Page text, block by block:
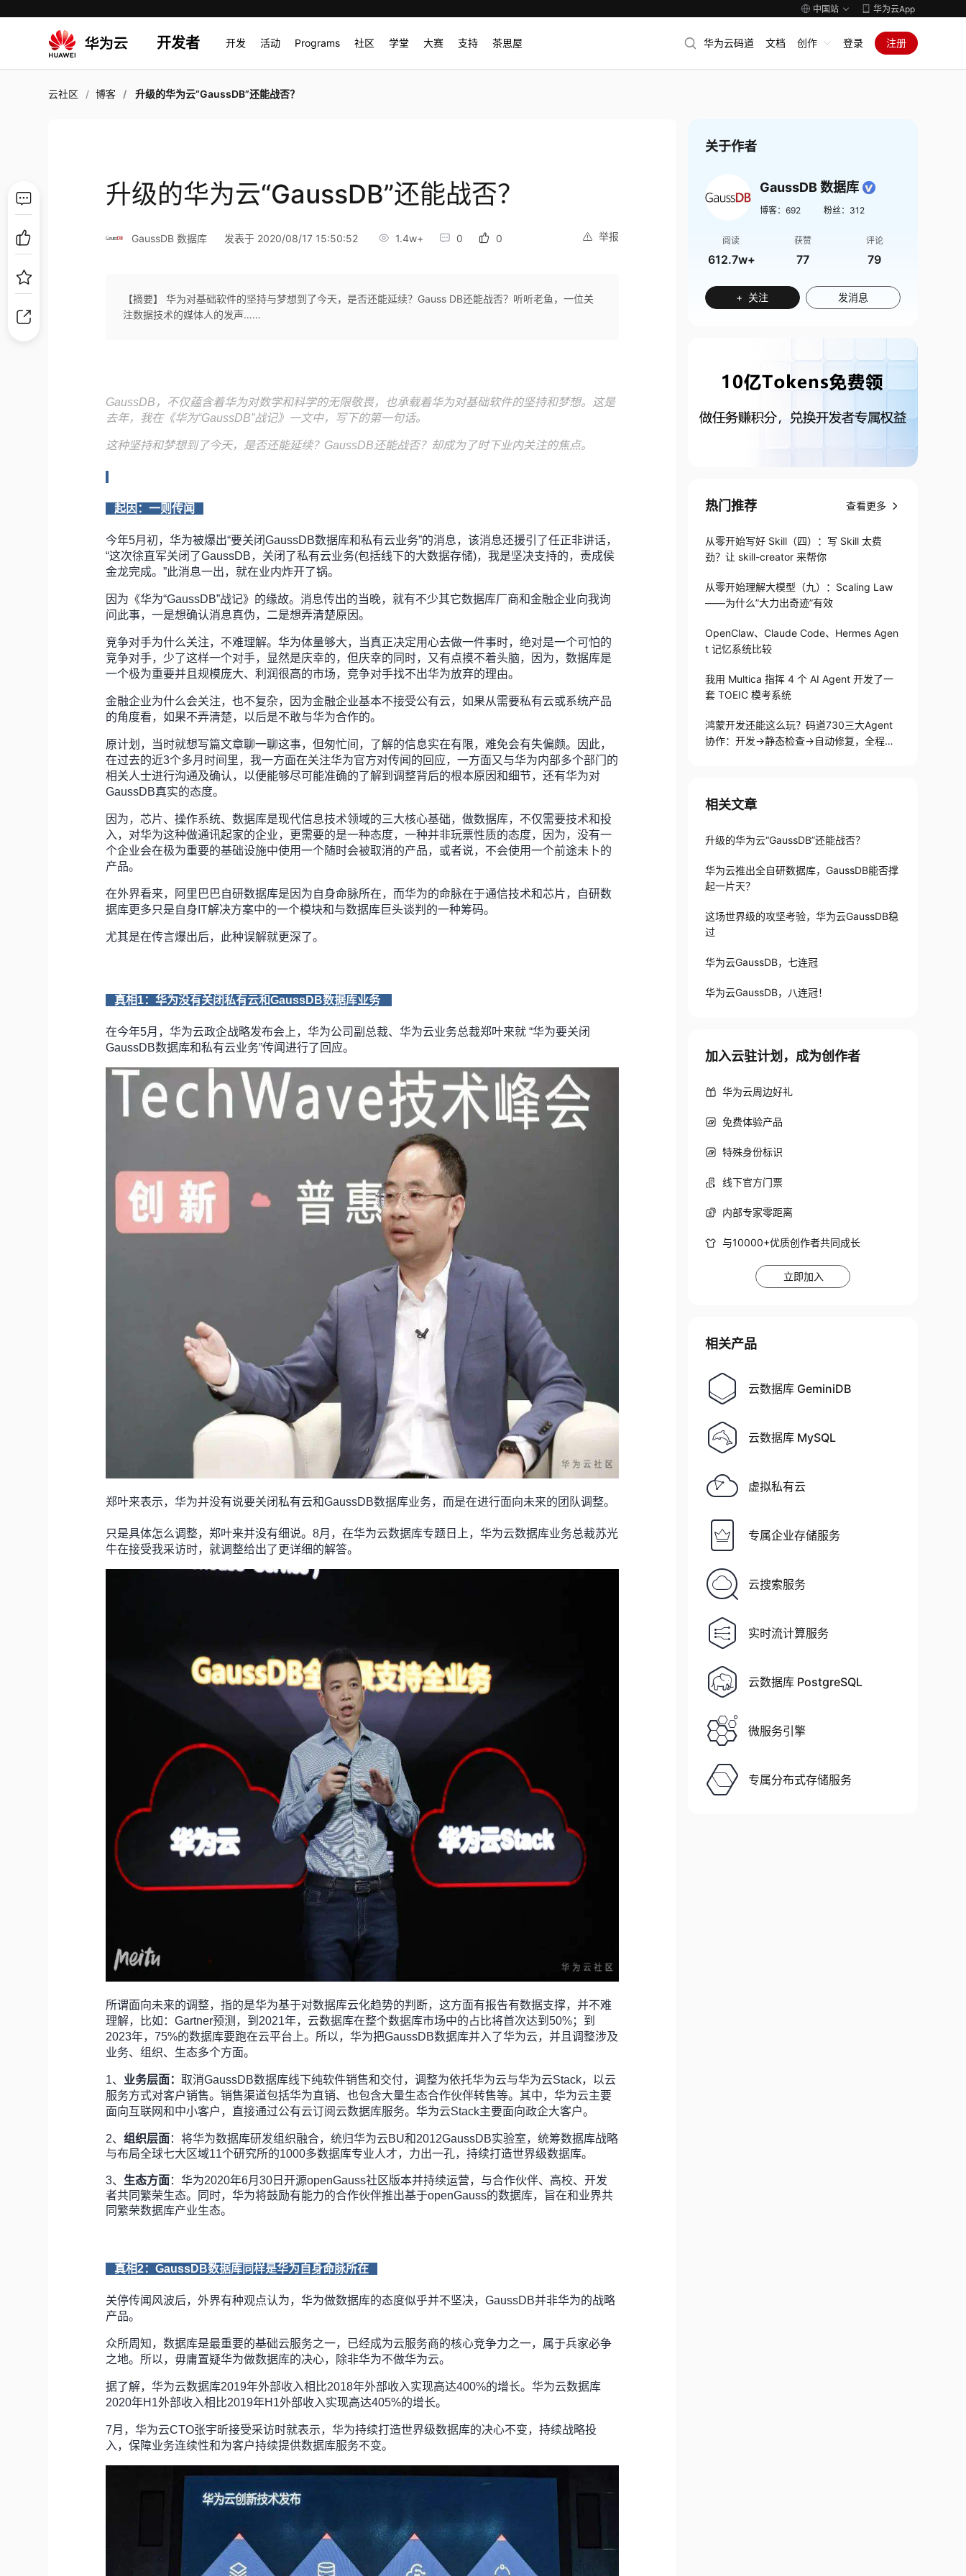
中国站 华为云App
开发者 开发 活动 Programs 社区 学堂 大赛 支持 茶思屋 华为云码道 文档 创作 登录 注册
云社区 博客 升级的华为云“GaussDB”还能战否？
升级的华为云“GaussDB”还能战否？
举报
GaussDB 数据库 发表于 2020/08/17 15:50:52 1.4w+ 0 0
【摘要】 华为对基础软件的坚持与梦想到了今天，是否还能延续？Gauss DB还能战否？听听老鱼，一位关
注数据技术的媒体人的发声……
GaussDB，不仅蕴含着华为对数学和科学的无限敬畏，也承载着华为对基础软件的坚持和梦想。这是
去年，我在《华为“GaussDB”战记》一文中，写下的第一句话。
这种坚持和梦想到了今天，是否还能延续？GaussDB还能战否？却成为了时下业内关注的焦点。
起因：一则传闻
今年5月初，华为被爆出“要关闭GaussDB数据库和私有云业务”的消息，该消息还援引了任正非讲话，
“这次徐直军关闭了GaussDB，关闭了私有云业务(包括线下的大数据存储)，我是坚决支持的，责成侯
金龙完成。”此消息一出，就在业内炸开了锅。
因为《华为“GaussDB”战记》的缘故。消息传出的当晚，就有不少其它数据库厂商和金融企业向我询
问此事，一是想确认消息真伪，二是想弄清楚原因。
竞争对手为什么关注，不难理解。华为体量够大，当真正决定用心去做一件事时，绝对是一个可怕的
竞争对手，少了这样一个对手，显然是庆幸的，但庆幸的同时，又有点摸不着头脑，因为，数据库是
一个极为重要并且规模庞大、利润很高的市场，竞争对手找不出华为放弃的理由。
金融企业为什么会关注，也不复杂，因为金融企业基本不接受公有云，如果从需要私有云或系统产品
的角度看，如果不弄清楚，以后是不敢与华为合作的。
原计划，当时就想写篇文章聊一聊这事，但匆忙间，了解的信息实在有限，难免会有失偏颇。因此，
在过去的近3个多月时间里，我一方面在关注华为官方对传闻的回应，一方面又与华为内部多个部门的
相关人士进行沟通及确认，以便能够尽可能准确的了解到调整背后的根本原因和细节，还有华为对
GaussDB真实的态度。
因为，芯片、操作系统、数据库是现代信息技术领域的三大核心基础，做数据库，不仅需要技术和投
入，对华为这种做通讯起家的企业，更需要的是一种态度，一种并非玩票性质的态度，因为，没有一
个企业会在极为重要的基础设施中使用一个随时会被取消的产品，或者说，不会使用一个前途未卜的
产品。
在外界看来，阿里巴巴自研数据库是因为自身命脉所在，而华为的命脉在于通信技术和芯片，自研数
据库更多只是自身IT解决方案中的一个模块和与数据库巨头谈判的一种筹码。
尤其是在传言爆出后，此种误解就更深了。
真相1：华为没有关闭私有云和GaussDB数据库业务
在今年5月，华为云政企战略发布会上，华为公司副总裁、华为云业务总裁郑叶来就 “华为要关闭
GaussDB数据库和私有云业务”传闻进行了回应。
郑叶来表示，华为并没有说要关闭私有云和GaussDB数据库业务，而是在进行面向未来的团队调整。
只是具体怎么调整，郑叶来并没有细说。8月，在华为云数据库专题日上，华为云数据库业务总裁苏光
牛在接受我采访时，就调整给出了更详细的解答。
所谓面向未来的调整，指的是华为基于对数据库云化趋势的判断，这方面有报告有数据支撑，并不难
理解，比如：Gartner预测，到2021年，云数据库在整个数据库市场中的占比将首次达到50%；到
2023年，75%的数据库要跑在云平台上。所以，华为把GaussDB数据库并入了华为云，并且调整涉及
业务、组织、生态多个方面。
1、 业务层面：取消GaussDB数据库线下纯软件销售和交付，调整为依托华为云与华为云Stack，以云
服务方式对客户销售。销售渠道包括华为直销、也包含大量生态合作伙伴转售等。其中，华为云主要
面向互联网和中小客户，直接通过公有云订阅云数据库服务。华为云Stack主要面向政企大客户。
2、组织层面：将华为数据库研发组织融合，统归华为云BU和2012GaussDB实验室，统筹数据库战略
与布局全球七大区域11个研究所的1000多数据库专业人才，力出一孔，持续打造世界级数据库。
3、生态方面：华为2020年6月30日开源openGauss社区版本并持续运营，与合作伙伴、高校、开发
者共同繁荣生态。同时，华为将鼓励有能力的合作伙伴推出基于openGauss的数据库，旨在和业界共
同繁荣数据库产业生态。
真相2：GaussDB数据库同样是华为自身命脉所在
关停传闻风波后，外界有种观点认为，华为做数据库的态度似乎并不坚决，GaussDB并非华为的战略
产品。
众所周知，数据库是最重要的基础云服务之一，已经成为云服务商的核心竞争力之一，属于兵家必争
之地。所以，毋庸置疑华为做数据库的决心，除非华为不做华为云。
据了解，华为云数据库2019年外部收入相比2018年外部收入实现高达400%的增长。华为云数据库
2020年H1外部收入相比2019年H1外部收入实现高达405%的增长。
7月，华为云CTO张宇昕接受采访时就表示，华为持续打造世界级数据库的决心不变，持续战略投
入，保障业务连续性和为客户持续提供数据库服务不变。
关于作者
GaussDB 数据库
博客： 692 粉丝： 312
阅读
612.7w+
获赞
77
评论
79
+ 关注 发消息
热门推荐 查看更多
从零开始写好 Skill（四）：写 Skill 太费
劲？让 skill-creator 来帮你
从零开始理解大模型（九）：Scaling Law
——为什么”大力出奇迹”有效
OpenClaw、Claude Code、Hermes Agen
t 记忆系统比较
我用 Multica 指挥 4 个 AI Agent 开发了一
套 TOEIC 模考系统
鸿蒙开发还能这么玩？码道730三大Agent
协作：开发→静态检查→自动修复，全程不
相关文章
升级的华为云“GaussDB”还能战否？
华为云推出全自研数据库，GaussDB能否撑
起一片天？
这场世界级的攻坚考验，华为云GaussDB稳
过
华为云GaussDB，七连冠
华为云GaussDB，八连冠！
加入云驻计划，成为创作者
华为云周边好礼
免费体验产品
特殊身份标识
线下官方门票
内部专家零距离
与10000+优质创作者共同成长
立即加入
相关产品
云数据库 GeminiDB
云数据库 MySQL
虚拟私有云
专属企业存储服务
云搜索服务
实时流计算服务
云数据库 PostgreSQL
微服务引擎
专属分布式存储服务